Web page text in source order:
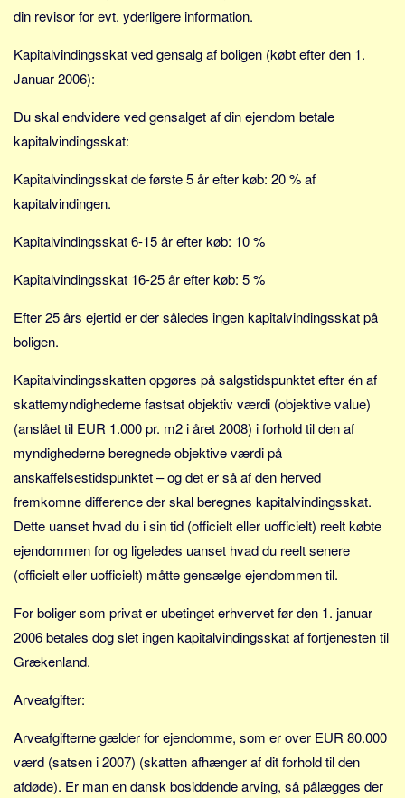
din revisor for evt. yderligere information.
Kapitalvindingsskat ved gensalg af boligen (købt efter den 1.
Januar 2006):
Du skal endvidere ved gensalget af din ejendom betale
kapitalvindingsskat:
Kapitalvindingsskat de første 5 år efter køb: 20 % af
kapitalvindingen.
Kapitalvindingsskat 6-15 år efter køb: 10 %
Kapitalvindingsskat 16-25 år efter køb: 5 %
Efter 25 års ejertid er der således ingen kapitalvindingsskat på
boligen.
Kapitalvindingsskatten opgøres på salgstidspunktet efter én af
skattemyndighederne fastsat objektiv værdi (objektive value)
(anslået til EUR 1.000 pr. m2 i året 2008) i forhold til den af
myndighederne beregnede objektive værdi på
anskaffelsestidspunktet – og det er så af den herved
fremkomne difference der skal beregnes kapitalvindingsskat.
Dette uanset hvad du i sin tid (officielt eller uofficielt) reelt købte
ejendommen for og ligeledes uanset hvad du reelt senere
(officielt eller uofficielt) måtte gensælge ejendommen til.
For boliger som privat er ubetinget erhvervet før den 1. januar
2006 betales dog slet ingen kapitalvindingsskat af fortjenesten til
Grækenland.
Arveafgifter:
Arveafgifterne gælder for ejendomme, som er over EUR 80.000
værd (satsen i 2007) (skatten afhænger af dit forhold til den
afdøde). Er man en dansk bosiddende arving, så pålægges der